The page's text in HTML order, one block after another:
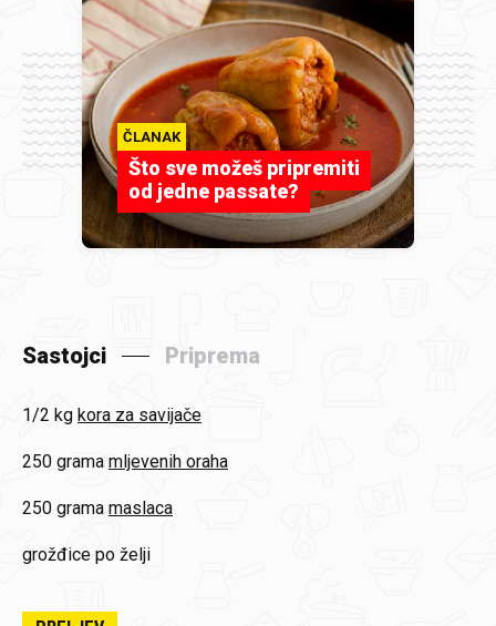
ČLANAK
Što sve možeš pripremiti
od jedne passate?
Sastojci Priprema
1/2 kg kora za savijače
250 grama mljevenih oraha
250 grama maslaca
grožđice po želji